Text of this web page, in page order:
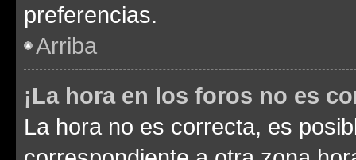
preferencias.
Arriba
¡La hora en los foros no es
La hora no es correcta, es